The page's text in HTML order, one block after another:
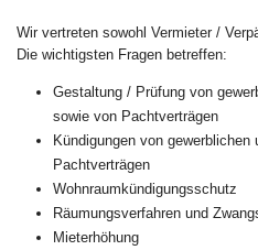
Wir vertreten sowohl Vermieter /
Die wichtigsten Fragen betreffen:
Gestaltung / Prüfung von
sowie von Pachtverträgen
Kündigungen von gewerblichen
Pachtverträgen
Wohnraumkündigungsschutz
Räumungsverfahren und
Mieterhöhung